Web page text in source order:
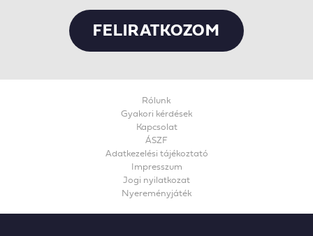
Rólunk
Gyakori kérdések
Kapcsolat
ÁSZF
Adatkezelési tájékoztató
Impresszum
Jogi nyilatkozat
Nyereményjáték